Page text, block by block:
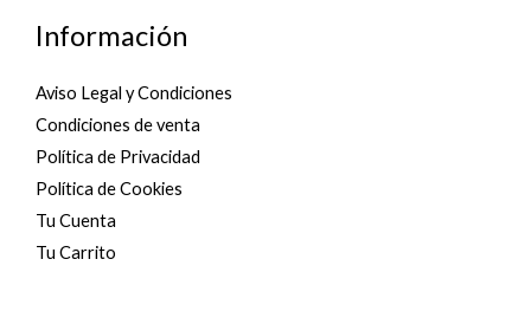
Información
Aviso Legal y Condiciones
Condiciones de venta
Política de Privacidad
Política de Cookies
Tu Cuenta
Tu Carrito